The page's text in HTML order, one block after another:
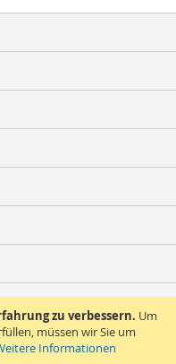
zu verbessern. Um
müssen wir Sie um
Informationen